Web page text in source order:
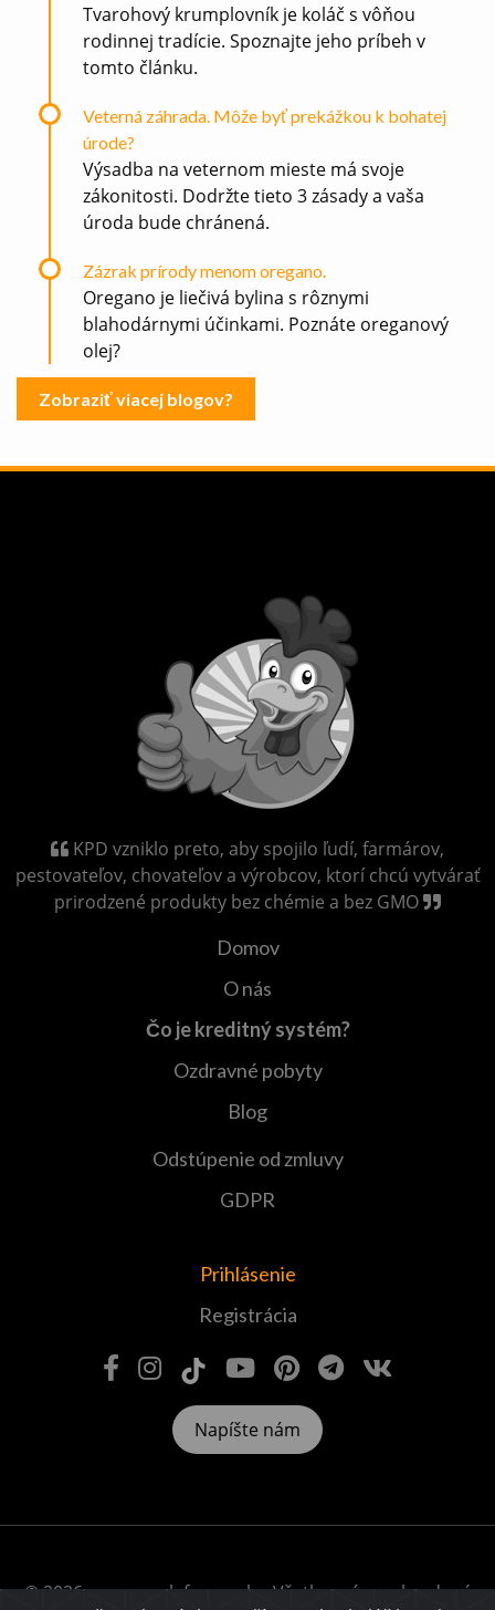
Tvarohový krumplovník je koláč s vôňou
rodinnej tradície. Spoznajte jeho príbeh v
tomto článku.
Veterná záhrada. Môže byť prekážkou k bohatej
úrode?
Výsadba na veternom mieste má svoje
zákonitosti. Dodržte tieto 3 zásady a vaša
úroda bude chránená.
Zázrak prírody menom oregano.
Oregano je liečivá bylina s rôznymi
blahodárnymi účinkami. Poznáte oreganový
olej?
Zobraziť viacej blogov?
KPD vzniklo preto, aby spojilo ľudí, farmárov,
pestovateľov, chovateľov a výrobcov, ktorí chcú vytvárať
prirodzené produkty bez chémie a bez GMO
Domov
O nás
Čo je kreditný systém?
Ozdravné pobyty
Blog
Odstúpenie od zmluvy
GDPR
Prihlásenie
Registrácia
Napíšte nám
© 2026 www.veselafarma.sk – Všetky práva vyhradené